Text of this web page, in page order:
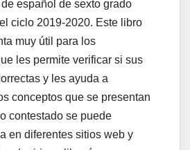
español de sexto grado
ciclo 2019-2020. Este libro
muy útil para los
les permite verificar si sus
y les ayuda a
conceptos que se presentan
contestado se puede
en diferentes sitios web y